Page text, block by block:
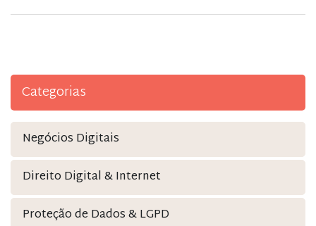
Categorias
Negócios Digitais
Direito Digital & Internet
Proteção de Dados & LGPD